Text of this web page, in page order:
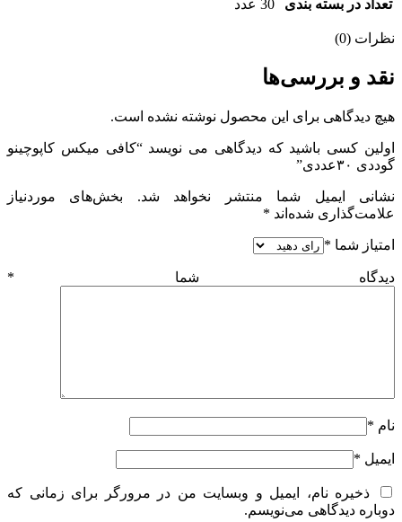
تعداد در بسته بندی 30 عدد
نظرات (0)
نقد و بررسی‌ها
هیچ دیدگاهی برای این محصول نوشته نشده است.
اولین کسی باشید که دیدگاهی می نویسد “کافی میکس کاپوچینو
گوددی ۳۰عددی”
نشانی ایمیل شما منتشر نخواهد شد.
بخش‌های موردنیاز
علامت‌گذاری شده‌اند *
امتیاز شما *
دیدگاه شما *
نام *
ایمیل *
ذخیره نام، ایمیل و وبسایت من در مرورگر برای زمانی که
دوباره دیدگاهی می‌نویسم.